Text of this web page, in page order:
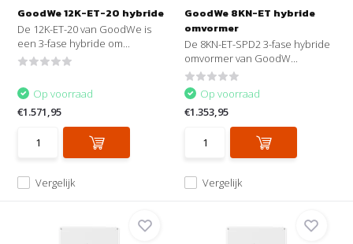
GoodWe 12K-ET-20 hybride
De 12K-ET-20 van GoodWe is
een 3-fase hybride om...
Vergelijk
Op voorraad
€1.571,95
GoodWe 8KN-ET hybride
omvormer
De 8KN-ET-SPD2 3-fase hybride
omvormer van GoodW...
Vergelijk
Op voorraad
€1.353,95